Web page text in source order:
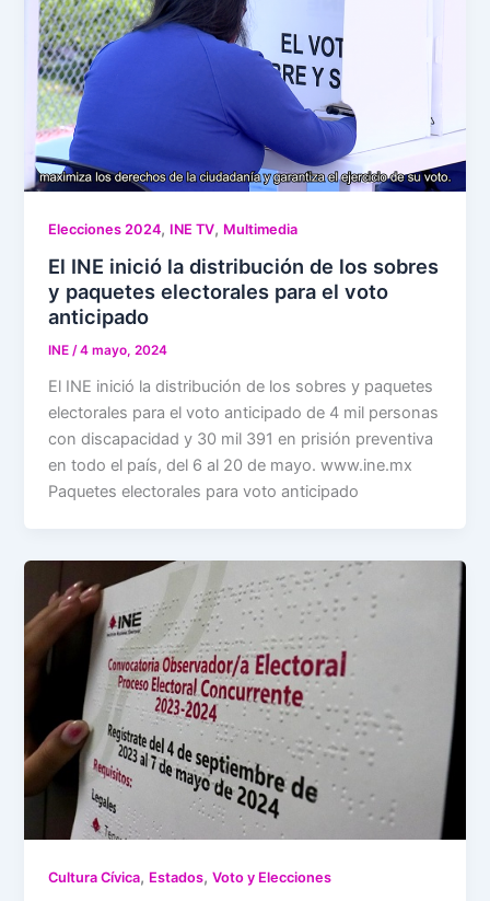
Elecciones 2024, INE TV, Multimedia
El INE inició la distribución de los sobres
y paquetes electorales para el voto
anticipado
INE/4 mayo, 2024
El INE inició la distribución de los sobres y paquetes
electorales para el voto anticipado de 4 mil personas
con discapacidad y 30 mil 391 en prisión preventiva
en todo el país, del 6 al 20 de mayo. www.ine.mx
Paquetes electorales para voto anticipado
Cultura Cívica, Estados,Voto y Elecciones